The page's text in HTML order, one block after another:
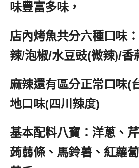
味豐富多味，
店內烤魚共分六種口味
辣/泡椒/水豆豉(微辣)/香
麻辣還有區分正常口味(
地口味(四川辣度)
基本配料八寶：洋蔥、
蒟蒻條、馬鈴薯、紅蘿